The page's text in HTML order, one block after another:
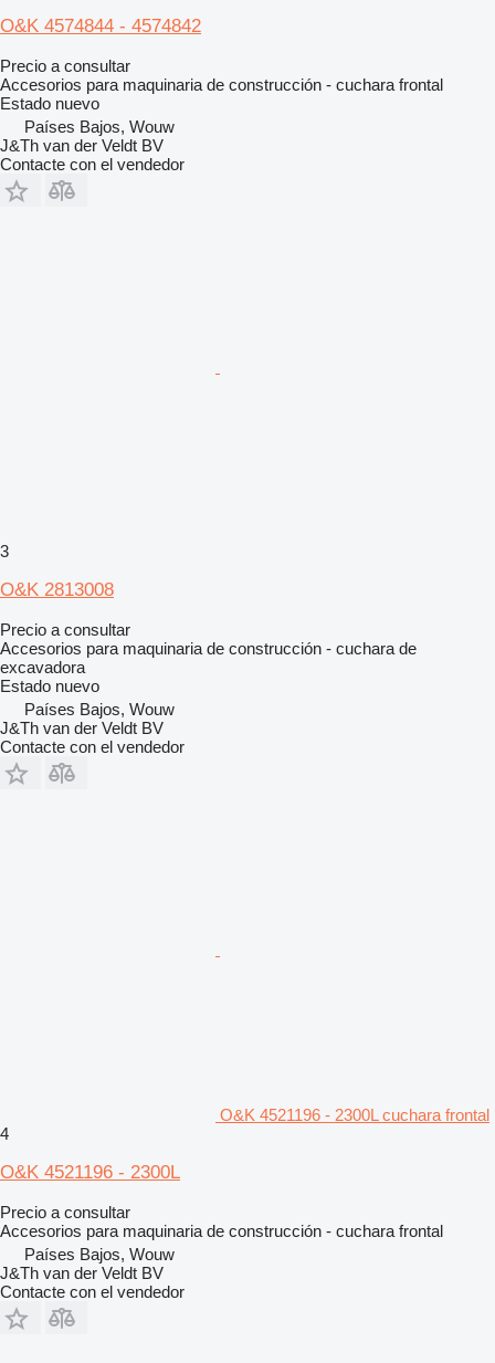
O&K 4574844 - 4574842
Precio a consultar
Accesorios para maquinaria de construcción - cuchara frontal
Estado nuevo
Países Bajos, Wouw
J&Th van der Veldt BV
Contacte con el vendedor
3
O&K 2813008
Precio a consultar
Accesorios para maquinaria de construcción - cuchara de
excavadora
Estado nuevo
Países Bajos, Wouw
J&Th van der Veldt BV
Contacte con el vendedor
O&K 4521196 - 2300L cuchara frontal
4
O&K 4521196 - 2300L
Precio a consultar
Accesorios para maquinaria de construcción - cuchara frontal
Países Bajos, Wouw
J&Th van der Veldt BV
Contacte con el vendedor